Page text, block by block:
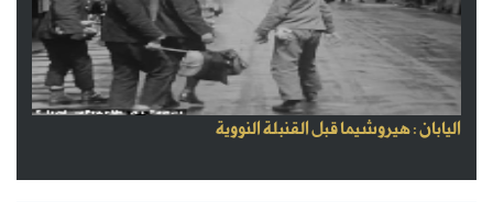
اليابان : هيروشيما قبل القنبلة النووية